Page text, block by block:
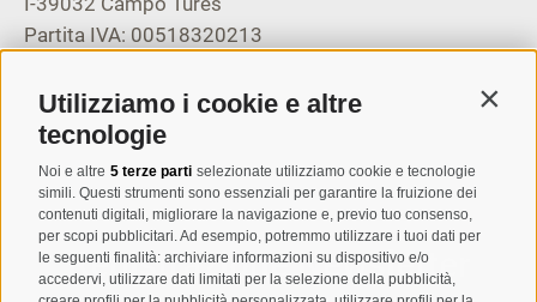
Utilizziamo i cookie e altre
tecnologie
Noi e altre 5 terze parti selezionate utilizziamo cookie e tecnologie
simili. Questi strumenti sono essenziali per garantire la fruizione dei
contenuti digitali, migliorare la navigazione e, previo tuo consenso,
per scopi pubblicitari. Ad esempio, potremmo utilizzare i tuoi dati per
le seguenti finalità: archiviare informazioni su dispositivo e/o
accedervi, utilizzare dati limitati per la selezione della pubblicità,
Partita IVA: 00518320213
T+39 0474 678076
info@taufers.com
Registrazione Newsletter